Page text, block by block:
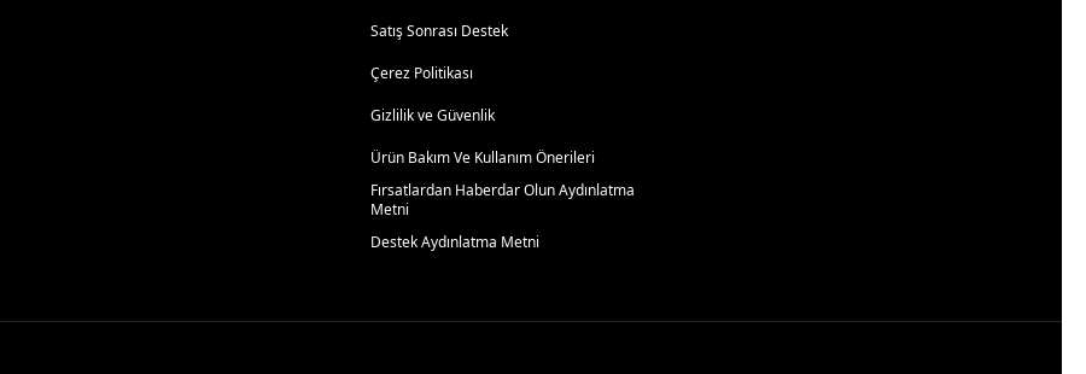
Satış Sonrası Destek
Çerez Politikası
Gizlilik ve Güvenlik
Ürün Bakım Ve Kullanım Önerileri
Fırsatlardan Haberdar Olun Aydınlatma
Metni
Destek Aydınlatma Metni